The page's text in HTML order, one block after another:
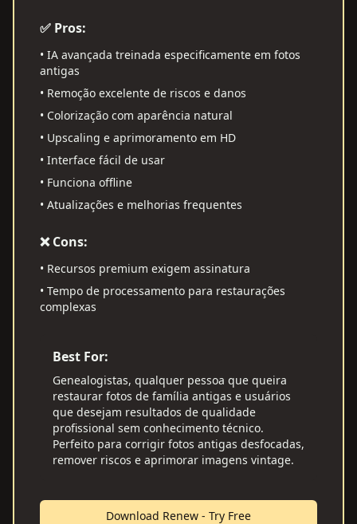
✅ Pros:
• IA avançada treinada especificamente em fotos
antigas
• Remoção excelente de riscos e danos
• Colorização com aparência natural
• Upscaling e aprimoramento em HD
• Interface fácil de usar
• Funciona offline
• Atualizações e melhorias frequentes
❌ Cons:
• Recursos premium exigem assinatura
• Tempo de processamento para restaurações
complexas
Best For:
Genealogistas, qualquer pessoa que queira
restaurar fotos de família antigas e usuários
que desejam resultados de qualidade
profissional sem conhecimento técnico.
Perfeito para corrigir fotos antigas desfocadas,
remover riscos e aprimorar imagens vintage.
Download Renew - Try Free